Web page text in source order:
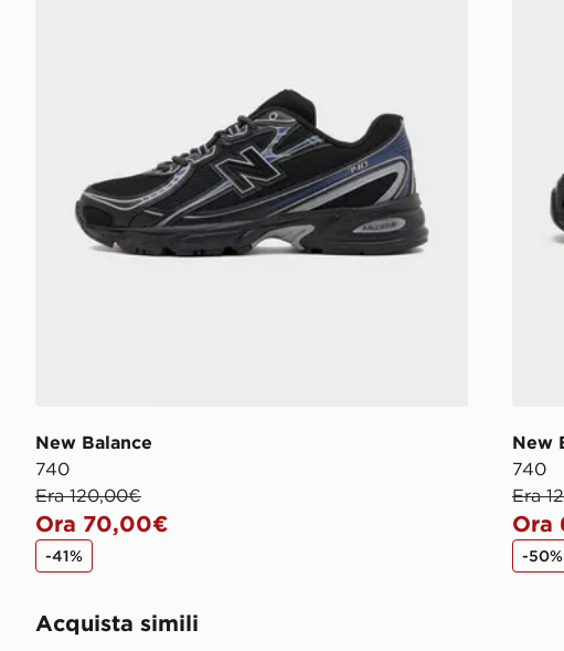
New Balance
740
Era 120,00€
Ora 70,00€
-41%
New
740
Era
Ora
-50%
Acquista simili